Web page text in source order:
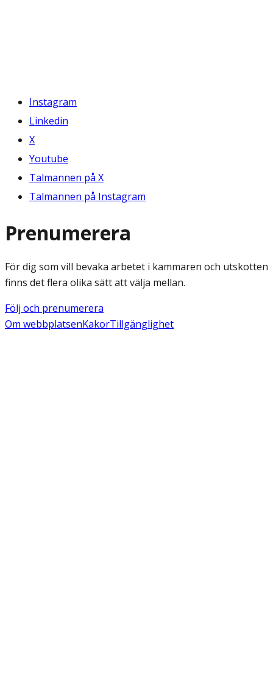
Instagram
Linkedin
X
Youtube
Talmannen på X
Talmannen på Instagram
Prenumerera
För dig som vill bevaka arbetet i kammaren och utskotten
finns det flera olika sätt att välja mellan.
Följ och prenumerera
Om webbplatsenKakorTillgänglighet